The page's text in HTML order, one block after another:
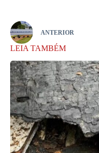
ANTERIOR
LEIA TAMBÉM